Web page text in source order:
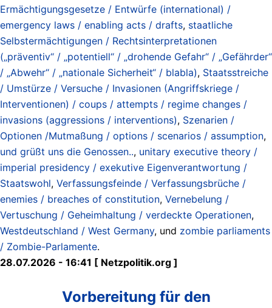
Ermächtigungsgesetze / Entwürfe (international) /
emergency laws / enabling acts / drafts, staatliche
Selbstermächtigungen / Rechtsinterpretationen
(„präventiv“ / „potentiell“ / „drohende Gefahr“ / „Gefährder“
/ „Abwehr“ / „nationale Sicherheit“ / blabla), Staatsstreiche
/ Umstürze / Versuche / Invasionen (Angriffskriege /
Interventionen) / coups / attempts / regime changes /
invasions (aggressions / interventions), Szenarien /
Optionen /Mutmaßung / options / scenarios / assumption,
und grüßt uns die Genossen.., unitary executive theory /
imperial presidency / exekutive Eigenverantwortung /
Staatswohl, Verfassungsfeinde / Verfassungsbrüche /
enemies / breaches of constitution, Vernebelung /
Vertuschung / Geheimhaltung / verdeckte Operationen,
Westdeutschland / West Germany, und zombie parliaments
/ Zombie-Parlamente.
28.07.2026 - 16:41 [ Netzpolitik.org ]
Vorbereitung für den